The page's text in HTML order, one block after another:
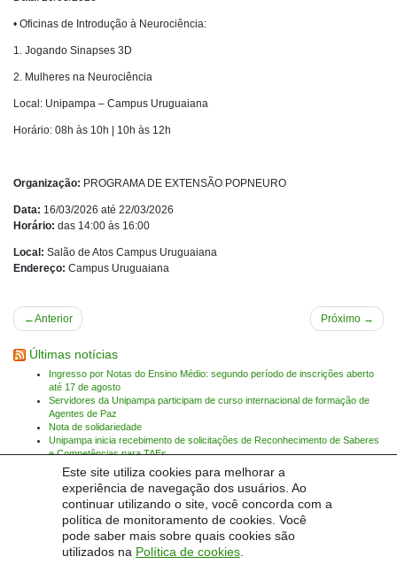
Este site utiliza cookies para melhorar a
experiência de navegação dos usuários. Ao
continuar utilizando o site, você concorda com a
política de monitoramento de cookies. Você
pode saber mais sobre quais cookies são
utilizados na Política de cookies
• Oficinas de Introdução à Neurociência:
1. Jogando Sinapses 3D
2. Mulheres na Neurociência
Local: Unipampa – Campus Uruguaiana
Horário: 08h às 10h | 10h às 12h
Organização: PROGRAMA DE EXTENSÃO POPNEURO
Data: 16/03/2026 até 22/03/2026
Horário: das 14:00 às 16:00
Local: Salão de Atos Campus Uruguaiana
Endereço: Campus Uruguaiana
Navegação
de
Post
Anterior Próximo
Últimas notícias
Ingresso por Notas do Ensino Médio: segundo período de inscrições aberto
até 17 de agosto
Servidores da Unipampa participam de curso internacional de formação de
Agentes de Paz
Nota de solidariedade
Unipampa inicia recebimento de solicitações de Reconhecimento de Saberes
e Competências para TAEs
Unipampa empossa novos professores para os Campi Bagé e Jaguarão
Nota de pesar: José Luís Fagundes Teixeira
Encontrar eventos: